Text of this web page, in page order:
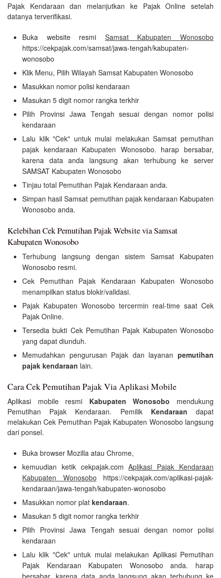
Pajak Kendaraan dan melanjutkan ke Pajak Online setelah
datanya terverifikasi.
Buka website resmi Samsat Kabupaten Wonosobo
https://cekpajak.com/samsat/jawa-tengah/kabupaten-
wonosobo
Klik Menu, Pilih Wilayah Samsat Kabupaten Wonosobo
Masukkan nomor polisi kendaraan
Masukan 5 digit nomor rangka terkhir
Pilih Provinsi Jawa Tengah sesuai dengan nomor polisi
kendaraan
Lalu klik "Cek" untuk mulai melakukan Samsat pemutihan
pajak kendaraan Kabupaten Wonosobo. harap bersabar,
karena data anda langsung akan terhubung ke server
SAMSAT Kabupaten Wonosobo
Tinjau total Pemutihan Pajak Kendaraan anda.
Simpan hasil Samsat pemutihan pajak kendaraan Kabupaten
Wonosobo anda.
Kelebihan Cek Pemutihan Pajak Website via Samsat
Kabupaten Wonosobo
Terhubung langsung dengan sistem Samsat Kabupaten
Wonosobo resmi.
Cek Pemutihan Pajak Kendaraan Kabupaten Wonosobo
menampilkan status blokir/validasi.
Pajak Kabupaten Wonosobo tercermin real-time saat Cek
Pajak Online.
Tersedia bukti Cek Pemutihan Pajak Kabupaten Wonosobo
yang dapat diunduh.
Memudahkan pengurusan Pajak dan layanan pemutihan
pajak kendaraan lain.
Cara Cek Pemutihan Pajak Via Aplikasi Mobile
Aplikasi mobile resmi Kabupaten Wonosobo mendukung
Pemutihan Pajak Kendaraan. Pemilik Kendaraan dapat
melakukan Cek Pemutihan Pajak Kabupaten Wonosobo langsung
dari ponsel.
Buka browser Mozilla atau Chrome,
kemuudian ketik cekpajak.comAplikasi Pajak Kendaraan
Kabupaten Wonosobo https://cekpajak.com/aplikasi-pajak-
kendaraan/jawa-tengah/kabupaten-wonosobo
Masukkan nomor plat kendaraan.
Masukan 5 digit nomor rangka terkhir
Pilih Provinsi Jawa Tengah sesuai dengan nomor polisi
kendaraan
Lalu klik "Cek" untuk mulai melakukan Aplikasi Pemutihan
Pajak Kendaraan Kabupaten Wonosobo anda. harap